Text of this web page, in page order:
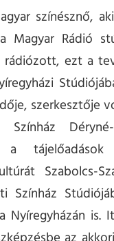
színésznő,
Magyar Rádió
ezt a
szerkesztője
Déryné-
tájelőadások
Szabolcs-
Színház
Nyíregyházán is.